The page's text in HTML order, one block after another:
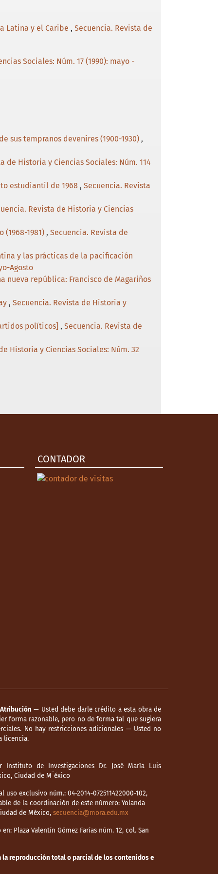
Latina y el Caribe , Secuencia. Revista de
Sociales: Núm. 17 (1990): mayo -
sus tempranos devenires (1900-1930) ,
de Historia y Ciencias Sociales: Núm. 114
estudiantil de 1968 , Secuencia. Revista
Revista de Historia y Ciencias
1981) , Secuencia. Revista de
y las prácticas de la pacificación
Agosto
república: Francisco de Magariños
, Secuencia. Revista de Historia y
políticos] , Secuencia. Revista de
Historia y Ciencias Sociales: Núm. 32
CONTADOR
Atribución — Usted debe darle crédito a esta obra de
forma razonable, pero no de forma tal que sugiera
No hay restricciones adicionales — Usted no
licencia.
de Investigaciones Dr. José María Luis
Ciudad de M¨éxico
uso exclusivo núm.: 04-2014-072511422000-102,
de la coordinación de este número: Yolanda
de México, secuencia@mora.edu.mx
Plaza Valentín Gómez Farías núm. 12, col. San
reproducción total o parcial de los contenidos e